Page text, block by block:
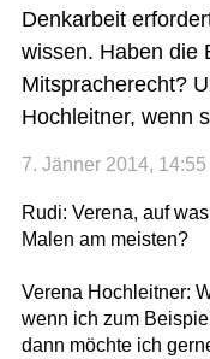
Denkarbeit
wissen. Haben die
Mitspracherecht?
Hochleitner, wenn
7. Jänner 2014, 14:55
Rudi: Verena, auf
Malen am meisten?
Verena Hochleitner:
wenn ich zum
dann möchte ich